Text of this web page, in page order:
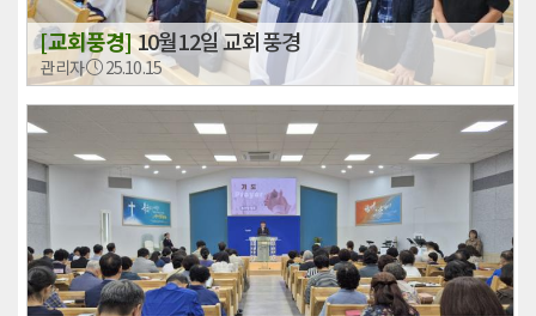
[교회풍경]10월12일 교회풍경
관리자 25.10.15